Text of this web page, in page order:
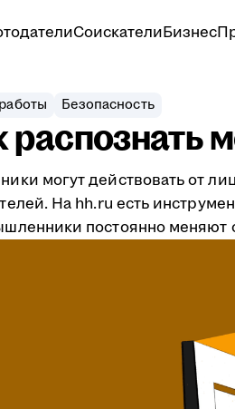
СоискателиБизнес
Безопасность
распознать
могут действовать от
На hh.ru есть
постоянно меняют